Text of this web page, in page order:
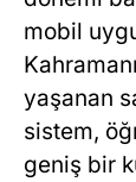
mobil
yaşanan
sistem,
geniş bir